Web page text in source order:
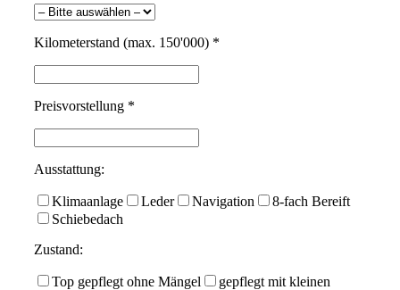
Kilometerstand (max. 150'000) *
Preisvorstellung *
Ausstattung:
Klimaanlage Leder Navigation
8-fach Bereift
Schiebedach
Zustand:
Top gepflegt ohne Mängel
gepflegt mit kleinen